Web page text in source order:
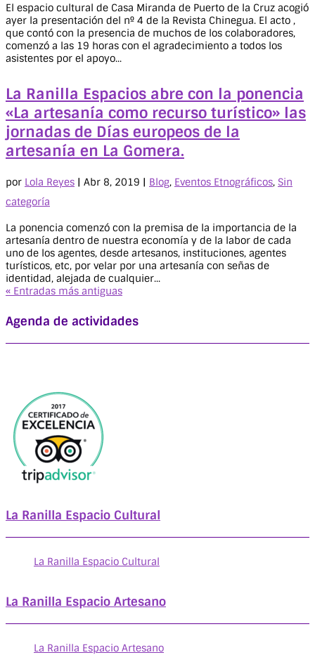
El espacio cultural de Casa Miranda de Puerto de la Cruz acogió
ayer la presentación del nº 4 de la Revista Chinegua. El acto ,
que contó con la presencia de muchos de los colaboradores,
comenzó a las 19 horas con el agradecimiento a todos los
asistentes por el apoyo...
La Ranilla Espacios abre con la ponencia
«La artesanía como recurso turístico» las
jornadas de Días europeos de la
artesanía en La Gomera.
por Lola Reyes | Abr 8, 2019 | Blog, Eventos Etnográficos, Sin
categoría
La ponencia comenzó con la premisa de la importancia de la
artesanía dentro de nuestra economía y de la labor de cada
uno de los agentes, desde artesanos, instituciones, agentes
turísticos, etc, por velar por una artesanía con señas de
identidad, alejada de cualquier...
« Entradas más antiguas
Agenda de actividades
La Ranilla Espacio Cultural
La Ranilla Espacio Cultural
La Ranilla Espacio Artesano
La Ranilla Espacio Artesano